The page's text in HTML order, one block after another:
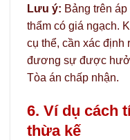
Lưu ý: Bảng trên
thẩm có giá ngạch.
cụ thể, cần xác định
đương sự được
Tòa án chấp nhận.
6. Ví dụ cách
thừa kế